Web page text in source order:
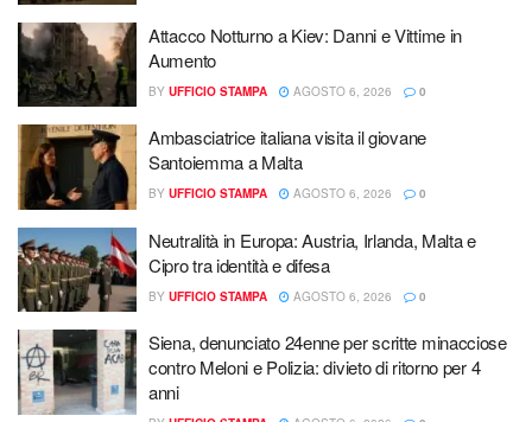
Attacco Notturno a Kiev: Danni e Vittime in
Aumento
BY UFFICIO STAMPA AGOSTO 6, 2026 0
Ambasciatrice italiana visita il giovane
Santoiemma a Malta
BY UFFICIO STAMPA AGOSTO 6, 2026 0
Neutralità in Europa: Austria, Irlanda, Malta e
Cipro tra identità e difesa
BY UFFICIO STAMPA AGOSTO 6, 2026 0
Siena, denunciato 24enne per scritte minacciose
contro Meloni e Polizia: divieto di ritorno per 4
anni